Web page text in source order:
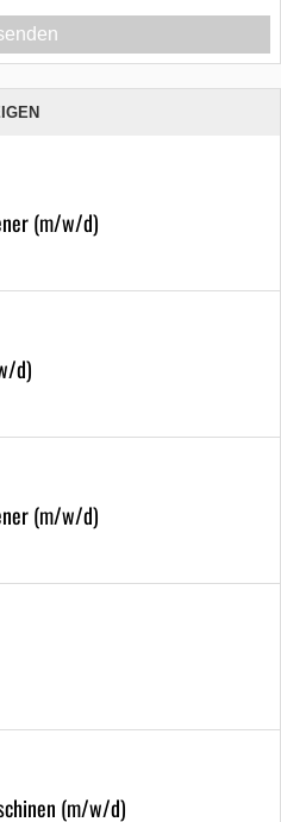
(m/w/d)
d)
(m/w/d)
(m/w/d)